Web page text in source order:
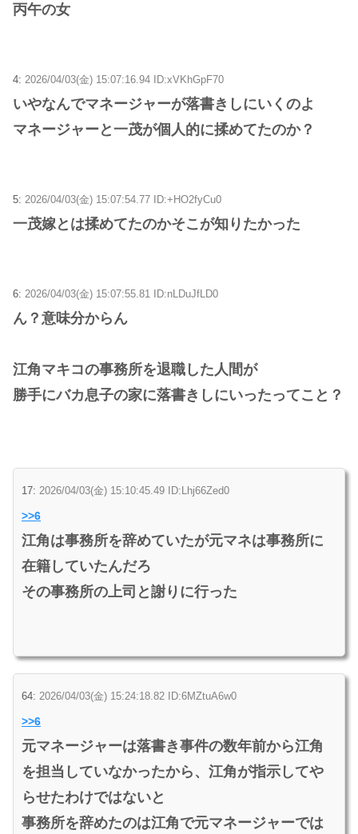
丙午の女
4: 2026/04/03(金) 15:07:16.94 ID:xVKhGpF70
いやなんでマネージャーが落書きしにいくのよ
マネージャーと一茂が個人的に揉めてたのか？
5: 2026/04/03(金) 15:07:54.77 ID:+HO2fyCu0
一茂嫁とは揉めてたのかそこが知りたかった
6: 2026/04/03(金) 15:07:55.81 ID:nLDuJfLD0
ん？意味分からん
江角マキコの事務所を退職した人間が
勝手にバカ息子の家に落書きしにいったってこと？
17: 2026/04/03(金) 15:10:45.49 ID:Lhj66Zed0
>>6
江角は事務所を辞めていたが元マネは事務所に
在籍していたんだろ
その事務所の上司と謝りに行った
64: 2026/04/03(金) 15:24:18.82 ID:6MZtuA6w0
>>6
元マネージャーは落書き事件の数年前から江角
を担当していなかったから、江角が指示してや
らせたわけではないと
事務所を辞めたのは江角で元マネージャーでは